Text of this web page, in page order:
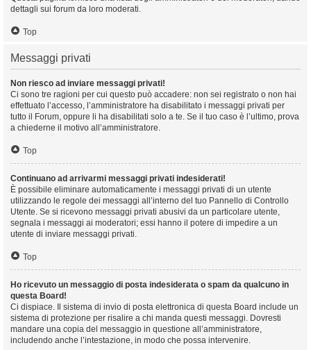
dettagli sui forum da loro moderati.
Top
Messaggi privati
Non riesco ad inviare messaggi privati!
Ci sono tre ragioni per cui questo può accadere: non sei registrato o non hai
effettuato l’accesso, l’amministratore ha disabilitato i messaggi privati per
tutto il Forum, oppure li ha disabilitati solo a te. Se il tuo caso è l’ultimo, prova
a chiederne il motivo all’amministratore.
Top
Continuano ad arrivarmi messaggi privati indesiderati!
È possibile eliminare automaticamente i messaggi privati ​​di un utente
utilizzando le regole dei messaggi all’interno del tuo Pannello di Controllo
Utente. Se si ricevono messaggi privati ​​abusivi da un particolare utente,
segnala i messaggi ai moderatori; essi hanno il potere di impedire a un
utente di inviare messaggi privati​​.
Top
Ho ricevuto un messaggio di posta indesiderata o spam da qualcuno in
questa Board!
Ci dispiace. Il sistema di invio di posta elettronica di questa Board include un
sistema di protezione per risalire a chi manda questi messaggi. Dovresti
mandare una copia del messaggio in questione all’amministratore,
includendo anche l’intestazione, in modo che possa intervenire.